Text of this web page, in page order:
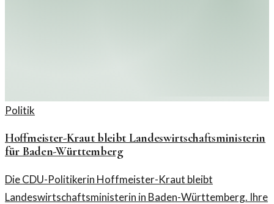
Politik
Hoffmeister-Kraut bleibt Landeswirtschaftsministerin
für Baden-Württemberg
Die CDU-Politikerin Hoffmeister-Kraut bleibt
Landeswirtschaftsministerin in Baden-Württemberg. Ihre